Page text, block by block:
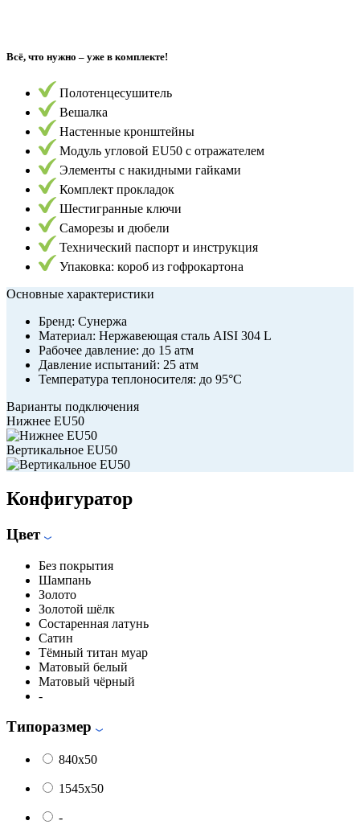
Всё, что нужно – уже в комплекте!
Полотенцесушитель
Вешалка
Настенные кронштейны
Модуль угловой EU50 с отражателем
Элементы с накидными гайками
Комплект прокладок
Шестигранные ключи
Саморезы и дюбели
Технический паспорт и инструкция
Упаковка: короб из гофрокартона
Основные характеристики
Бренд: Сунержа
Материал: Нержавеющая сталь AISI 304 L
Рабочее давление: до 15 атм
Давление испытаний: 25 атм
Температура теплоносителя: до 95°С
Варианты подключения
Нижнее EU50
Вертикальное EU50
Конфигуратор
Цвет
Без покрытия
Шампань
Золото
Золотой шёлк
Состаренная латунь
Сатин
Тёмный титан муар
Матовый белый
Матовый чёрный
-
Типоразмер
840x50
1545x50
-